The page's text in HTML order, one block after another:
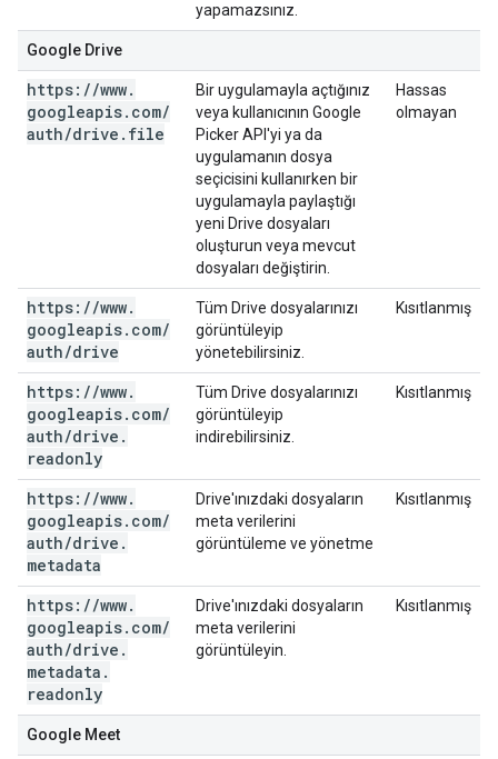
yapamazsınız.
Google Drive
https: //www.
googleapis. com/
auth/drive . file
Bir uygulamayla açtığınız
veya kullanıcının Google
Picker API'yi ya da
uygulamanın dosya
seçicisini kullanırken bir
uygulamayla paylaştığı
yeni Drive dosyaları
oluşturun veya mevcut
dosyaları değiştirin.
Hassas
olmayan
https: //www.
googleapis. com/
auth/drive
Tüm Drive dosyalarınızı
görüntüleyip
yönetebilirsiniz.
Kısıtlanmış
https: //www.
googleapis. com/
auth/drive .
readonly
Tüm Drive dosyalarınızı
görüntüleyip
indirebilirsiniz.
Kısıtlanmış
https: //www.
googleapis. com/
auth/drive .
metadata
Drive'ınızdaki dosyaların
meta verilerini
görüntüleme ve yönetme
Kısıtlanmış
https: //www.
googleapis. com/
auth/drive .
metadata .
readonly
Drive'ınızdaki dosyaların
meta verilerini
görüntüleyin.
Kısıtlanmış
Google Meet